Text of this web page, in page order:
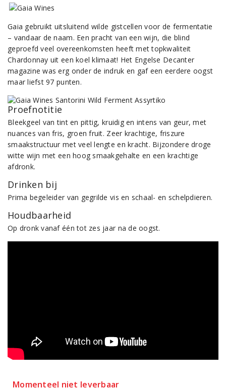
Gaia gebruikt uitsluitend wilde gistcellen voor de fermentatie
– vandaar de naam. Een pracht van een wijn, die blind
geproefd veel overeenkomsten heeft met topkwaliteit
Chardonnay uit een koel klimaat! Het Engelse Decanter
magazine was erg onder de indruk en gaf een eerdere oogst
maar liefst 97 punten.
Proefnotitie
Bleekgeel van tint en pittig, kruidig en intens van geur, met
nuances van fris, groen fruit. Zeer krachtige, friszure
smaakstructuur met veel lengte en kracht. Bijzondere droge
witte wijn met een hoog smaakgehalte en een krachtige
afdronk.
Drinken bij
Prima begeleider van gegrilde vis en schaal- en schelpdieren.
Houdbaarheid
Op dronk vanaf één tot zes jaar na de oogst.
Momenteel niet leverbaar